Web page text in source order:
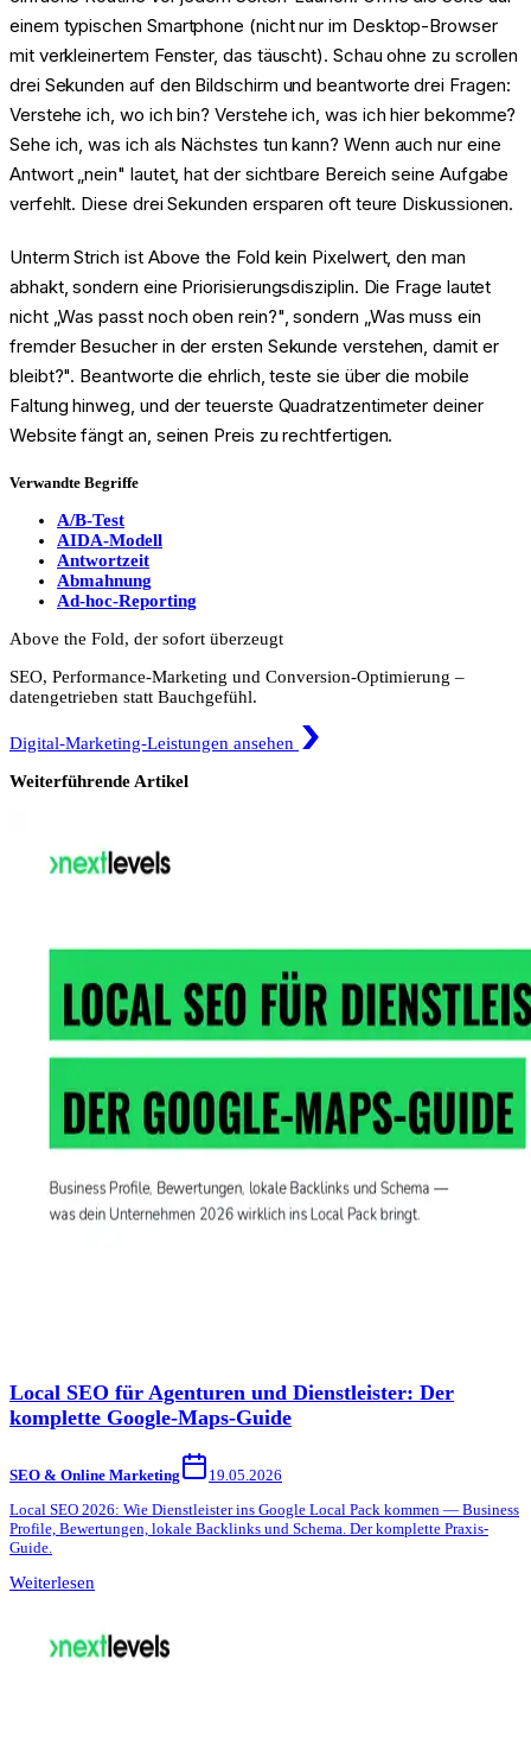
einem typischen Smartphone (nicht nur im Desktop-Browser
mit verkleinertem Fenster, das täuscht). Schau ohne zu scrollen
drei Sekunden auf den Bildschirm und beantworte drei Fragen:
Verstehe ich, wo ich bin? Verstehe ich, was ich hier bekomme?
Sehe ich, was ich als Nächstes tun kann? Wenn auch nur eine
Antwort „nein" lautet, hat der sichtbare Bereich seine Aufgabe
verfehlt. Diese drei Sekunden ersparen oft teure Diskussionen.
Unterm Strich ist Above the Fold kein Pixelwert, den man
abhakt, sondern eine Priorisierungsdisziplin. Die Frage lautet
nicht „Was passt noch oben rein?", sondern „Was muss ein
fremder Besucher in der ersten Sekunde verstehen, damit er
bleibt?". Beantworte die ehrlich, teste sie über die mobile
Faltung hinweg, und der teuerste Quadratzentimeter deiner
Website fängt an, seinen Preis zu rechtfertigen.
Verwandte Begriffe
A/B-Test
AIDA-Modell
Antwortzeit
Abmahnung
Ad-hoc-Reporting
Above the Fold, der sofort überzeugt
SEO, Performance-Marketing und Conversion-Optimierung –
datengetrieben statt Bauchgefühl.
Digital-Marketing-Leistungen ansehen
Weiterführende Artikel
Local SEO für Agenturen und Dienstleister: Der
komplette Google-Maps-Guide
SEO & Online Marketing
19.05.2026
Local SEO 2026: Wie Dienstleister ins Google Local Pack kommen — Business
Profile, Bewertungen, lokale Backlinks und Schema. Der komplette Praxis-
Guide.
Weiterlesen